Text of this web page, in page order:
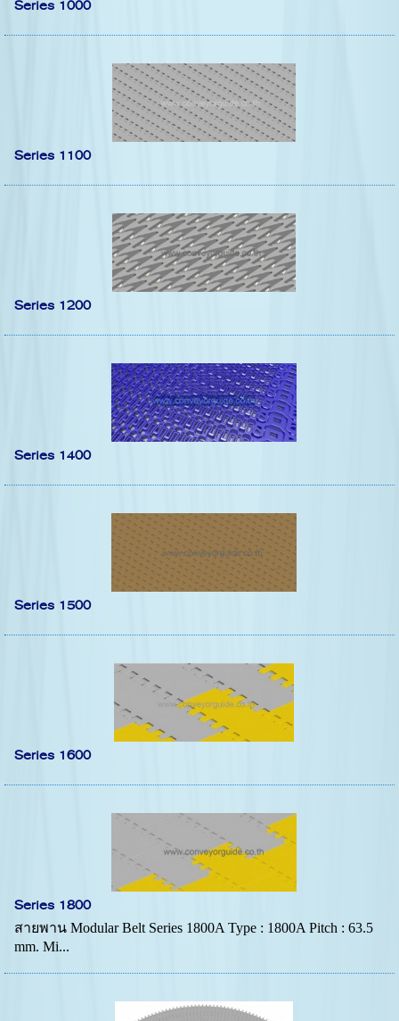
Series 1000
Series 1100
Series 1200
Series 1400
Series 1500
Series 1600
Series 1800
สายพาน Modular Belt Series 1800A Type : 1800A Pitch : 63.5
mm. Mi...